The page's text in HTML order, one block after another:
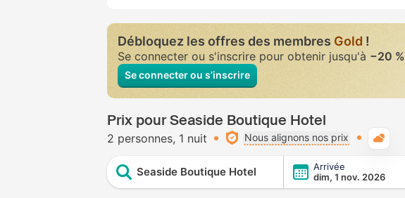
Débloquez les offres des membresGold!
Se connecter ou s'inscrire pour obtenir jusqu'à −20 %
Se connecter ou s’inscrire
Prix pour Seaside Boutique Hotel
2 personnes 1 nuit Nous alignons nos prix
Seaside Boutique Hotel
Arrivée
dim, 1 nov. 2026